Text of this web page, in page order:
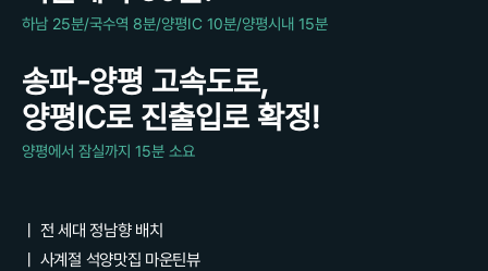
하남 25분/국수역 8분/양평IC 10분/양평시내 15분
송파-양평 고속도로,
양평IC로 진출입로 확정!
양평에서 잠실까지 15분 소요
ㅣ 전 세대 정남향 배치
ㅣ 사계절 석양맛집 마운틴뷰